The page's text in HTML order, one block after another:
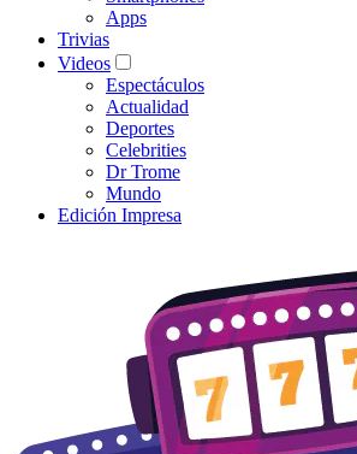
Apps
Trivias
Videos
Espectáculos
Actualidad
Deportes
Celebrities
Dr Trome
Mundo
Edición Impresa